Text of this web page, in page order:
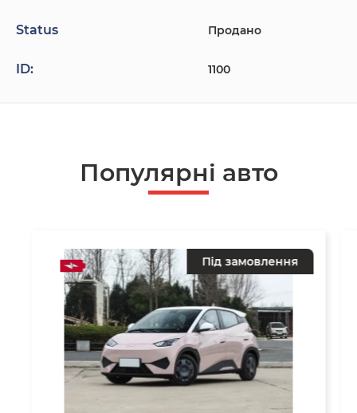
Status Продано
ID: 1100
Популярнi авто
Під замовлення